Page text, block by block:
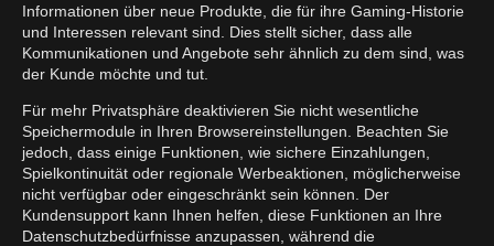
Informationen über neue Produkte, die für ihre Gaming-Historie
und Interessen relevant sind. Dies stellt sicher, dass alle
Kommunikationen und Angebote sehr ähnlich zu dem sind, was
der Kunde möchte und tut.
Für mehr Privatsphäre deaktivieren Sie nicht wesentliche
Speichermodule in Ihren Browsereinstellungen. Beachten Sie
jedoch, dass einige Funktionen, wie sichere Einzahlungen,
Spielkontinuität oder regionale Werbeaktionen, möglicherweise
nicht verfügbar oder eingeschränkt sein können. Der
Kundensupport kann Ihnen helfen, diese Funktionen an Ihre
Datenschutzbedürfnisse anzupassen, während die